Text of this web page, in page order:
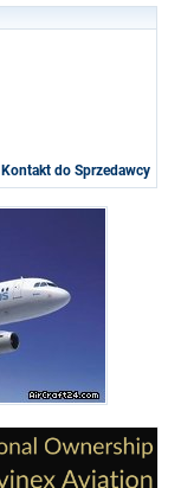
Kontakt do Sprzedawcy